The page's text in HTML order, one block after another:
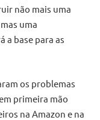
não mais uma
uma
a base para as
os problemas
primeira mão
na Amazon e na